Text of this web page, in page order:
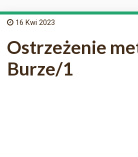
16 Kwi 2023
Ostrzeżenie
Burze/1